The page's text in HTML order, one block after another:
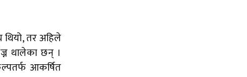
तर अहिले
थालेका छन् ।
आकर्षित